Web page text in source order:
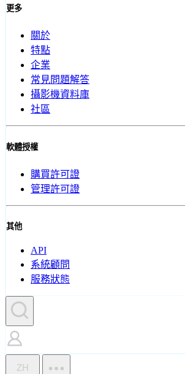
更多
關於
特點
企業
常見問題解答
攝影機資料庫
社區
軟體授權
購買許可證
管理許可證
其他
API
系統顧問
服務狀態
ZH